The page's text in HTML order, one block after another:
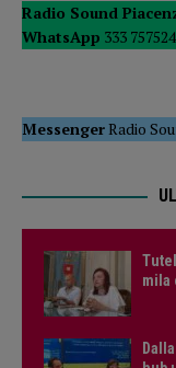
Radio Sound
WhatsApp 333
MessengerRadio
mila